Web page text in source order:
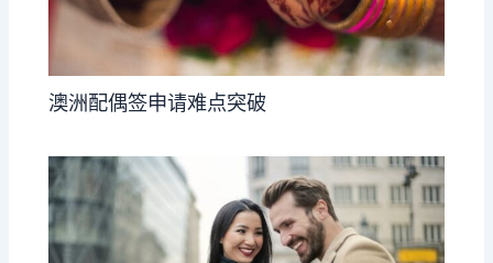
澳洲配偶签申请难点突破